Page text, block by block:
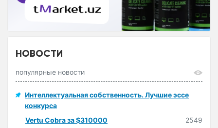
НОВОСТИ
популярные новости
Интеллектуальная собственность. Лучшие эссе
конкурса
Vertu Cobra за $310000
2549